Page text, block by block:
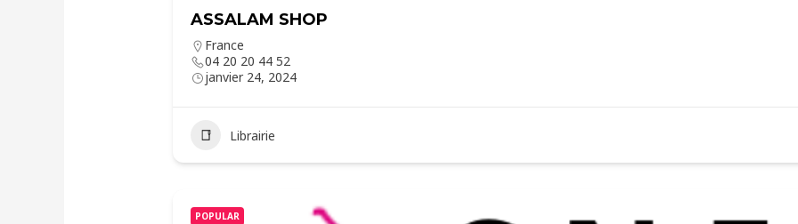
ASSALAM SHOP
France
04 20 20 44 52
janvier 24, 2024
Librairie
POPULAR